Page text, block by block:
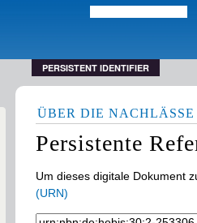
PERSISTENT IDENTIFIER
ÜBER DIE NACHLÄSSE
Persistente
Um dieses digitale Dokument
(URN)